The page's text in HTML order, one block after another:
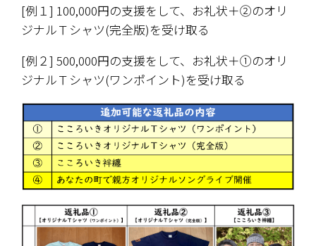
[例１] 100,000円の支援をして、お礼状＋②のオリ
ジナルＴシャツ(完全版)を受け取る
[例２] 500,000円の支援をして、お礼状＋①のオリ
ジナルＴシャツ(ワンポイント)を受け取る